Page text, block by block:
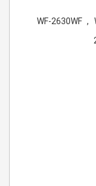
WF-2630WF ,